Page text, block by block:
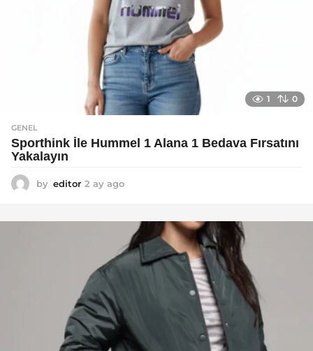
1 0
GENEL
Sporthink İle Hummel 1 Alana 1 Bedava Fırsatını
Yakalayın
by editor 2 ay ago
a
g
o